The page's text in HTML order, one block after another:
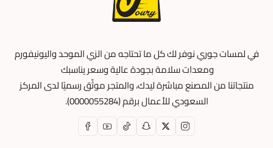
في لمسات جوري نوفر لك كل ما تحتاجه من الزي الموحد واليونيفورم
ومعدات سلامة بجودة عالية وسعر يناسبك
منتجاتنا من المصنع مباشرة ليدك، والمتجر موثّق رسميًا لدى المركز
السعودي للأعمال برقم (0000055284).